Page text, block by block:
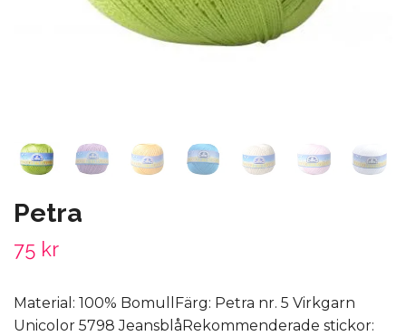
Petra
75 kr
Material: 100% BomullFärg: Petra nr. 5 Virkgarn
Unicolor 5798 JeansblåRekommenderade stickor: